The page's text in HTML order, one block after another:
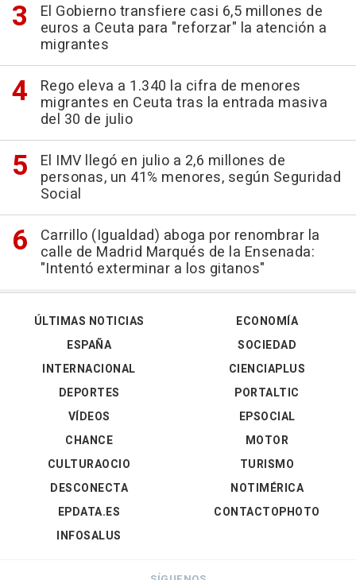
El Gobierno transfiere casi 6,5 millones de
euros a Ceuta para "reforzar" la atención a
migrantes
Rego eleva a 1.340 la cifra de menores
migrantes en Ceuta tras la entrada masiva
del 30 de julio
El IMV llegó en julio a 2,6 millones de
personas, un 41% menores, según Seguridad
Social
Carrillo (Igualdad) aboga por renombrar la
calle de Madrid Marqués de la Ensenada:
"Intentó exterminar a los gitanos"
ÚLTIMAS NOTICIAS
ESPAÑA
INTERNACIONAL
DEPORTES
VÍDEOS
ECONOMÍA
SOCIEDAD
CIENCIAPLUS
PORTALTIC
EPSOCIAL
CHANCE
CULTURAOCIO
DESCONECTA
EPDATA.ES
INFOSALUS
MOTOR
TURISMO
NOTIMÉRICA
CONTACTOPHOTO